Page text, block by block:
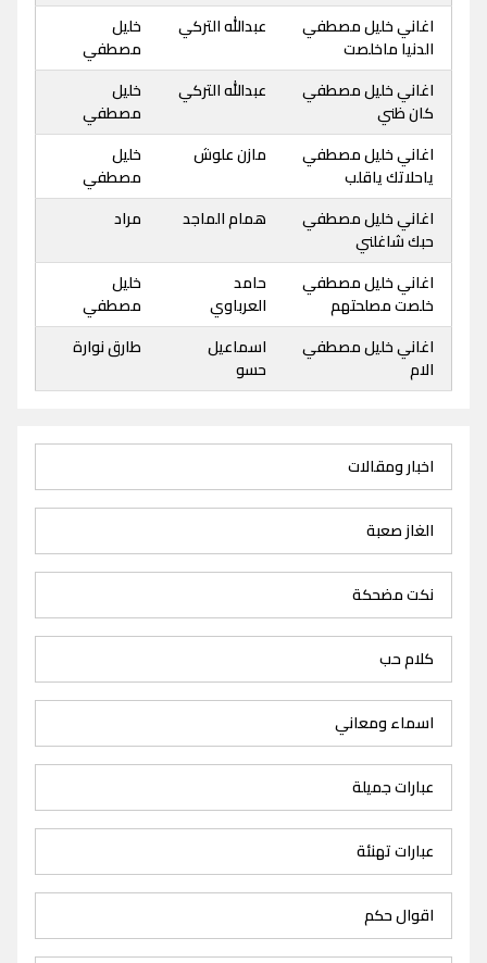
اغاني خليل مصطفي
الدنيا ماخلصت
عبدالله التركي
خليل
مصطفي
اغاني خليل مصطفي
كان ظني
عبدالله التركي
خليل
مصطفي
اغاني خليل مصطفي
ياحلاتك ياقلب
مازن علوش
خليل
مصطفي
اغاني خليل مصطفي
حبك شاغلني
همام الماجد مراد
اغاني خليل مصطفي
خلصت مصلحتهم
حامد
العرباوي
خليل
مصطفي
اغاني خليل مصطفي
الام
اسماعيل
حسو
طارق نوارة
اخبار ومقالات
الغاز صعبة
نكت مضحكة
كلام حب
اسماء ومعاني
عبارات جميلة
عبارات تهنئة
اقوال حكم